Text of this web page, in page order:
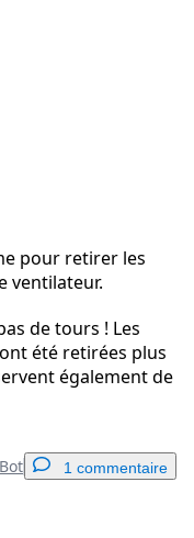
pour retirer les
ventilateur.
de tours ! Les
été retirées plus
également de
1 commentaire